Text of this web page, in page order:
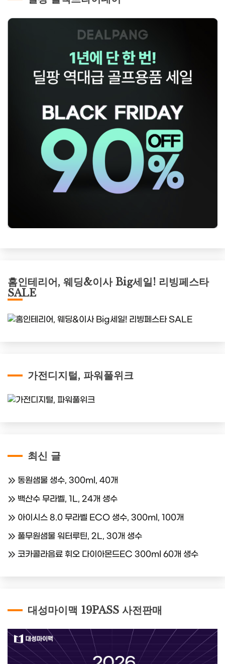
홈인테리어, 웨딩&이사 Big세일! 리빙페스타
SALE
가전디지털, 파워풀위크
최신 글
동원샘물 생수, 300ml, 40개
백산수 무라벨, 1L, 24개 생수
아이시스 8.0 무라벨 ECO 생수, 300ml, 100개
풀무원샘물 워터루틴, 2L, 30개 생수
코카콜라음료 휘오 다이아몬드EC 300ml 60개 생수
대성마이맥 19PASS 사전판매